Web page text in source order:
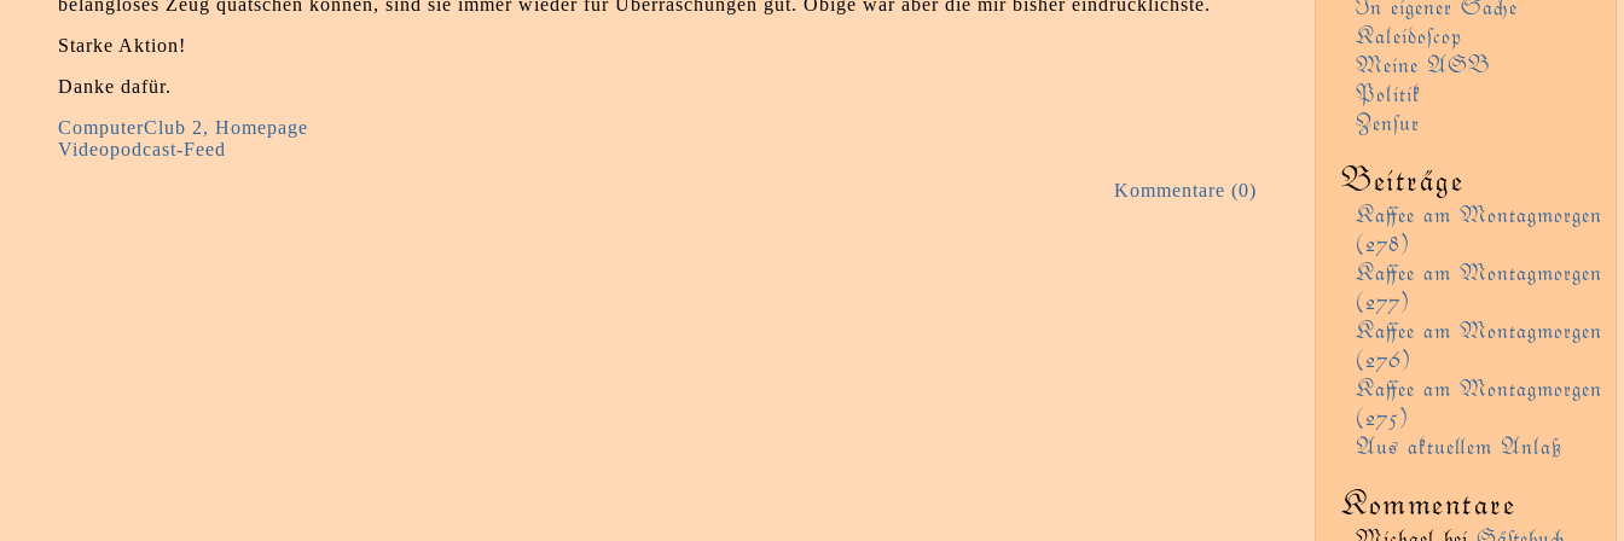
belangloses Zeug quatschen können, sind sie immer wieder für Überraschungen gut. Obige war aber die mir bisher eindrücklichste.
Starke Aktion!
Danke dafür.
ComputerClub 2, Homepage
Videopodcast-Feed
Kommentare (0)
Kaleidoſcop
Meine AGB
Politik
Zenſur
Beiträge
Kaﬀee am Montagmorgen
(278)
Kaﬀee am Montagmorgen
(277)
Kaﬀee am Montagmorgen
(276)
Kaﬀee am Montagmorgen
(275)
Aus aktueem Anlaß
Kommentare